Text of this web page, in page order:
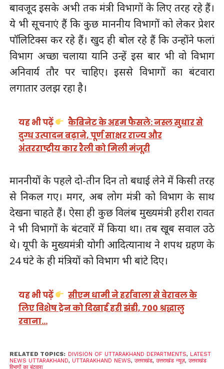
बावजूद इसके अभी तक मंत्री विभागों के लिए तरह रहे हैं।
ये भी सूचनाएं हैं कि कुछ माननीय विभागों को लेकर प्रेशर
पॉलिटिक्स कर रहे हैं। खुद ही बोल रहे हैं कि उन्होंने फलां
विभाग अच्छा चलाया यानि उन्हें इस बार भी वो विभाग
अनिवार्य तौर पर चाहिए। इससे विभागों का बंटवारा
लगातार उलझ रहा है।
यह भी पढ़ें
कैबिनेट के अहम फैसले: नस्ल सुधार से
दुग्ध उत्पादन बढ़ाने, पूर्ण साक्षर राज्य और
अंतरराष्ट्रीय कार रैली को मिली मंजूरी
माननीयों के पहले दो-तीन दिन तो बधाई लेने में किसी तरह
से निकल गए। मगर, अब लोग मंत्री को विभाग के साथ
देखना चाहते हैं। ऐसा ही कुछ विलंब मुख्यमंत्री हरीश रावत
ने भी विभागों के बंटवारें में किया था। तब खूब सवाल उठे
थे। यूपी के मुख्यमंत्री योगी आदित्यानाथ ने शपथ ग्रहण के
24 घंटे के ही मंत्रियों को विभाग भी बांटे दिए।
यह भी पढ़ें
सीएम धामी ने हर्रावाला से वेरावल के
लिए विशेष ट्रेन को दिखाई हरी झंडी, 700 श्रद्धालु
रवाना…
RELATED TOPICS: DIVISION OF UTTARAKHAND DEPARTMENTS, LATEST
NEWS UTTARAKHAND, UTTARAKHAND NEWS, उत्तराखंड, उत्तराखंड न्यूज़, उत्तराखंड
विभागों का बंटवारा